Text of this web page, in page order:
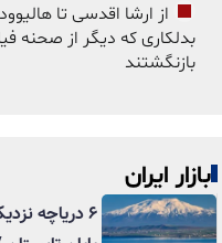
بدلکاری که دیگر از صحنه
بازنگشتند
بازار ایران
۶ دریاچه